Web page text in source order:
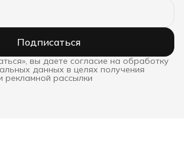
Подписаться
вы даете согласие на обработку
данных в целях получения
рассылки